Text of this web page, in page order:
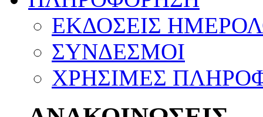
ΕΚΔΟΣΕΙΣ
ΣΥΝΔΕΣΜΟΙ
ΧΡΗΣΙΜΕΣ